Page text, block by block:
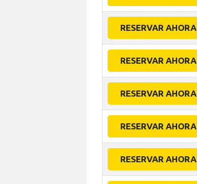
RESERVAR AHORA
RESERVAR AHORA
RESERVAR AHORA
RESERVAR AHORA
RESERVAR AHORA